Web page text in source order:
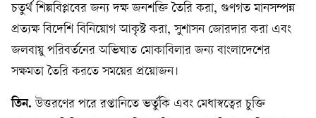
চতুর্থ শিল্পবিপ্লবের জন‍্য দক্ষ জনশক্তি তৈরি করা, গুণগত মানসম্পন্ন
প্রত‍্যক্ষ বিদেশি বিনিয়োগ আকৃষ্ট করা, সুশাসন জোরদার করা এবং
জলবায়ু পরিবর্তনের অভিঘাত মোকাবিলার জন‍্য বাংলাদেশের
সক্ষমতা তৈরি করতে সময়ের প্রয়োজন।
তিন.উত্তরণের পরে রপ্তানিতে ভর্তুকি এবং মেধাস্বত্বের চুক্তি